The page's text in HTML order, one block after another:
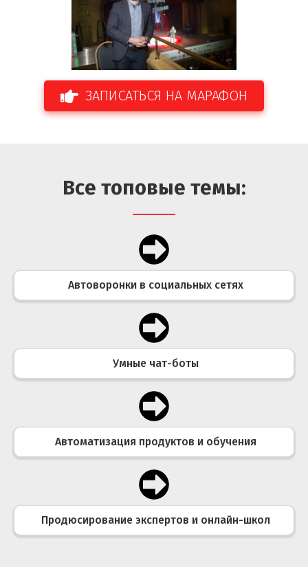
ЗАПИСАТЬСЯ НА МАРАФОН
Все топовые темы:
Автоворонки в социальных сетях
Умные чат-боты
Автоматизация продуктов и обучения
Продюсирование экспертов и онлайн-школ